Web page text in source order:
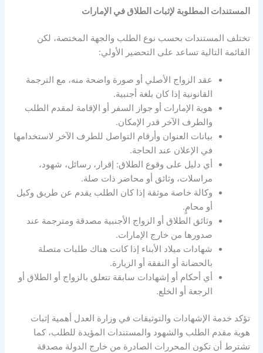
المستندات المطلوبة لإثبات الطلاق في الإمارات
تختلف المستندات بحسب نوع الطلب والجهة المختصة، لكن
القائمة التالية تساعد على التحضير الأولي:
عقد الزواج الأصلي أو صورة واضحة منه، مع الترجمة
القانونية إذا كان بلغة أجنبية.
هوية الإمارات أو جواز السفر أو الإقامة لمقدم الطلب
والطرف الآخر قدر الإمكان.
بيانات العنوان وأرقام التواصل للطرف الآخر لاستخدامها
في الإعلان عند الحاجة.
أي دليل على وقوع الطلاق: إقرار، رسائل، شهود،
مراسلات، وثائق أو محاضر ذات صلة.
وكالة خاصة موثقة إذا كان الطلب يقدم عن طريق وكيل
أو محامٍ.
وثائق الطلاق أو الزواج الأجنبية مصدقة ومترجمة عند
صدورها من خارج الإمارات.
شهادات ميلاد الأبناء إذا كانت هناك طلبات متصلة
بالحضانة أو النفقة أو الزيارة.
أي أحكام أو إشهادات سابقة تتعلق بالزواج أو الطلاق أو
الرجعة أو الخلع.
تؤكد خدمة الإشهادات والتوثيقات في وزارة العدل أهمية إثبات
هوية مقدم الطلب والشهود والمستندات المؤيدة للطلب، كما
تشترط أن تكون المحررات الصادرة من خارج الدولة مصدقة